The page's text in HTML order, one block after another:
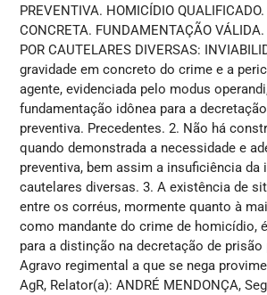
PREVENTIVA. HOMICÍDIO
CONCRETA. FUNDAMENTAÇÃO
POR CAUTELARES DIVERSAS:
gravidade em concreto do crime e a
agente, evidenciada pelo modus
fundamentação idônea para a
preventiva. Precedentes. 2. Não há
quando demonstrada a necessidade e
preventiva, bem assim a insuficiência da
cautelares diversas. 3. A existência de
entre os corréus, mormente quanto à
como mandante do crime de homicídio,
para a distinção na decretação de prisão
Agravo regimental a que se nega
AgR, Relator(a): ANDRÉ MENDONÇA,